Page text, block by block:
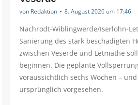
von Redaktion 8. August 2026 um 17:46
Nachrodt-Wiblingwerde/Iserlohn-
Sanierung des stark beschädigten
zwischen Veserde und Letmathe
beginnen. Die geplante
voraussichtlich sechs Wochen –
ursprünglich vorgesehen.